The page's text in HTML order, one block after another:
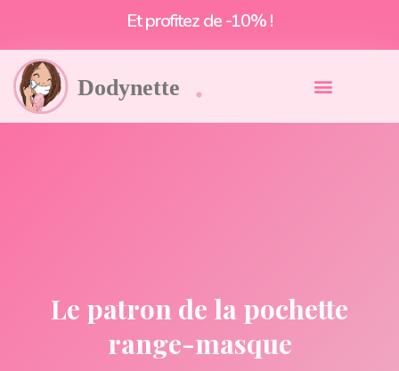
Et profitez de -10% !
Le patron de la pochette
range-masque